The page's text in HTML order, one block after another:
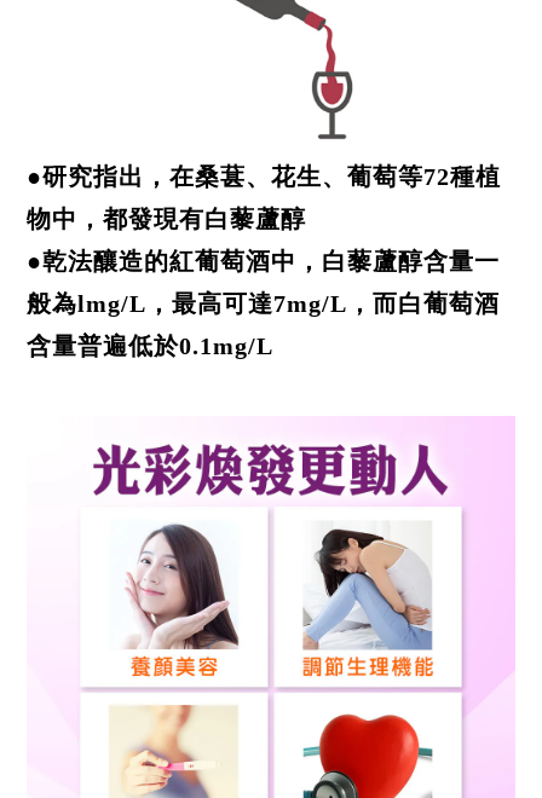
●研究指出，在桑葚、花生、葡萄等72種植
物中，都發現有白藜蘆醇
●乾法釀造的紅葡萄酒中，白藜蘆醇含量一
般為lmg/L，最高可達7mg/L，而白葡萄酒
含量普遍低於0.1mg/L